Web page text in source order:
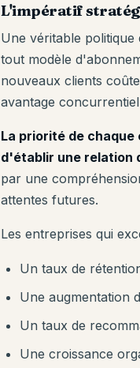
L'impératif
Une véritable
tout modèle
nouveaux clients
avantage
La priorité de
d'établir une relation
par une
attentes futures.
Les entreprises qui
Un taux de
Une augmentation
Un taux de
Une croissance